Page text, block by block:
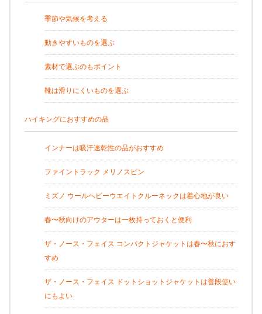
季節や気候を考える
動きやすいものを選ぶ
素材で選ぶのもポイント
靴は滑りにくいものを選ぶ
ハイキングにおすすめの品
インナーは吸汗速乾性の品がおすすめ
ファイントラック メリノスピン
ミズノ ウールヘビーウエイトクルーネックは着心地が良い
春〜秋向けのアウターは一枚持っておくと便利
ザ・ノース・フェイス コンパクトジャケットは春〜秋におす
すめ
ザ・ノース・フェイス ドットショットジャケットは普段使い
にもよい